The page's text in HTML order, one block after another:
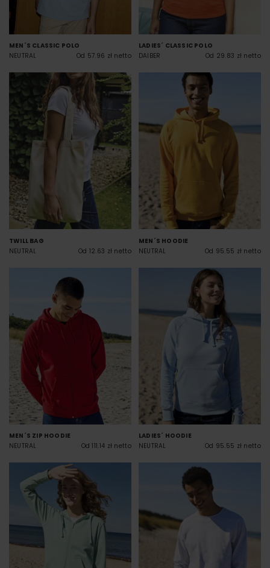
MEN´S CLASSIC POLO
NEUTRAL
Od 57.96 zł netto
LADIES´ CLASSIC POLO
DAIBER
Od 29.83 zł netto
TWILL BAG
NEUTRAL
Od 12.63 zł netto
MEN´S HOODIE
NEUTRAL
Od 95.55 zł netto
MEN´S ZIP HOODIE
NEUTRAL
Od 111.14 zł netto
LADIES´ HOODIE
NEUTRAL
Od 95.55 zł netto